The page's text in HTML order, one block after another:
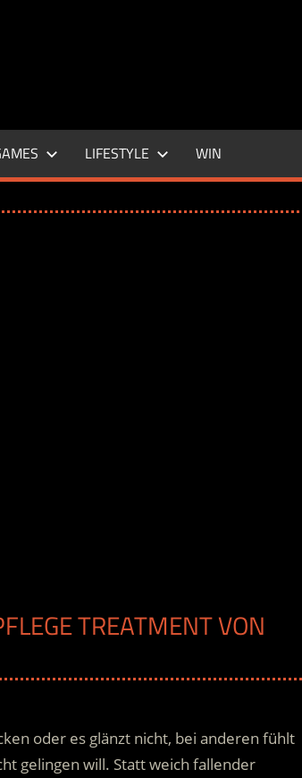
LIFESTYLE WIN
TREATMENT VON
oder es glänzt nicht, bei anderen fühlt
gelingen will. Statt weich fallender